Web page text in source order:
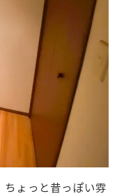
ょっと昔っぽい雰